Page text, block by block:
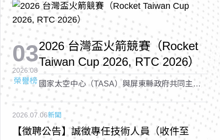
03
2026.08
榮譽榜
2026 台灣盃火箭競賽（Rocket
Taiwan Cup 2026, RTC 2026）
國家太空中心（TASA）與屏東縣政府共同主辦
的「2026 台灣盃火箭競賽（Rocket Taiwan Cup
2026, RTC 2026）
2026.07.06新聞
【徵聘公告】誠徵專任技術人員（收件至